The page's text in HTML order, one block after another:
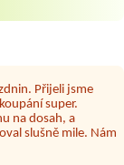
ostatních
z každého koutu
Přijeli jsme
super.
na dosah, a
slušně mile. Nám